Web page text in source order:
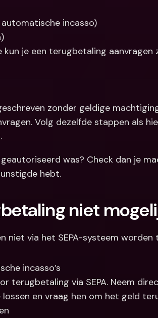
incasso)
kun je een terugbetaling aanvragen
zonder geldige
Volg dezelfde stappen als
was? Check dan je
hebt.
niet
niet via het SEPA-systeem
incasso’s
terugbetaling via SEPA. Neem
en vraag hen om het geld